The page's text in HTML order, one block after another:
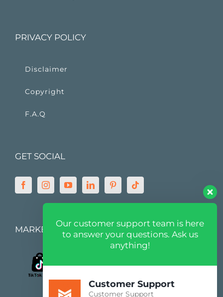
PRIVACY POLICY
Disclaimer
Copyright
F.A.Q
GET SOCIAL
MARKETPLACE
Our customer support team is here
to answer your questions. Ask us
anything!
Customer Support
Customer Support